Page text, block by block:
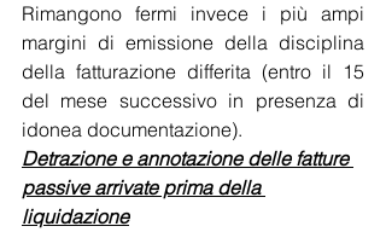
Rimangono fermi invece i più ampi
margini di emissione della disciplina
della fatturazione differita (entro il 15
del mese successivo in presenza di
idonea documentazione).
Detrazione e annotazione delle fatture
passive arrivate prima della
liquidazione